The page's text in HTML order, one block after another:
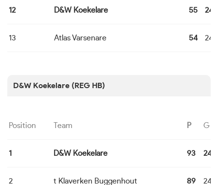
12 D&W Koekelare 55 24
13 Atlas Varsenare 54 24
D&W Koekelare (REG HB)
Position Team P G
1 D&W Koekelare 93 24
2 t Klaverken Buggenhout 89 24